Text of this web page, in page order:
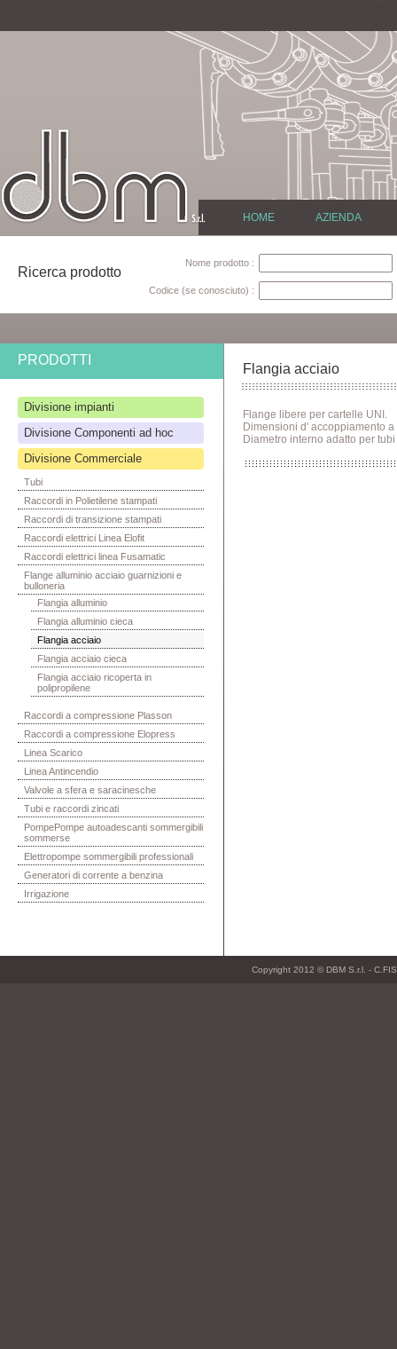
HOME AZIENDA
Ricerca prodotto
Nome prodotto :
Codice (se conosciuto) :
PRODOTTI
Divisione impianti
Divisione Componenti ad hoc
Divisione Commerciale
Tubi
Raccordi in Polietilene stampati
Raccordi di transizione stampati
Raccordi elettrici Linea Elofit
Raccordi elettrici linea Fusamatic
Flange alluminio acciaio guarnizioni e
bulloneria
Flangia alluminio
Flangia alluminio cieca
Flangia acciaio
Flangia acciaio cieca
Flangia acciaio ricoperta in
polipropilene
Raccordi a compressione Plasson
Raccordi a compressione Elopress
Linea Scarico
Linea Antincendio
Valvole a sfera e saracinesche
Tubi e raccordi zincati
PompePompe autoadescanti sommergibili
sommerse
Elettropompe sommergibili professionali
Generatori di corrente a benzina
Irrigazione
Flangia acciaio
Flange libere per cartelle UNI.
Dimensioni d' accoppiamento
Diametro interno adatto per
Copyright 2012 © DBM S.r.l. -